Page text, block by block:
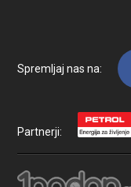
Spremljaj nas na:
Partnerji: